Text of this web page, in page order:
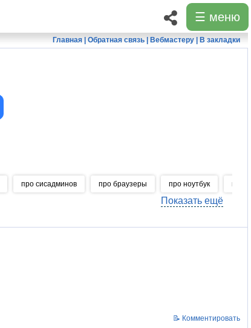
☰ меню
Главная| Обратная связь| Вебмастеру| В закладки
про сисадминов про браузеры про ноутбук про
Показать ещё
📝 Комментировать